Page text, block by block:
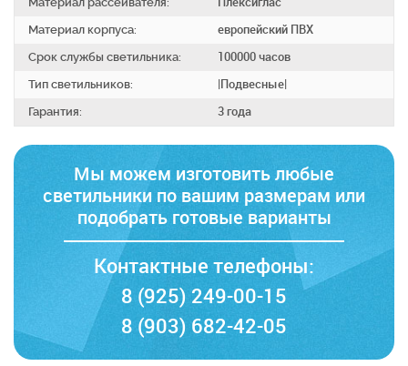
Материал корпуса:
европейский ПВХ
Срок службы светильника:
100000 часов
Тип светильников:
|Подвесные|
Гарантия:
3 года
Мы можем изготовить любые
светильники по вашим размерам или
подобрать готовые варианты
Контактные телефоны:
8 (925) 249-00-15
8 (903) 682-42-05